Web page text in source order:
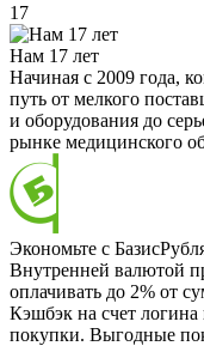
17
Нам 17 лет
Начиная с 2009 года,
путь от мелкого
и оборудования до
рынке медицинского
Экономьте с
Внутренней валютой
оплачивать до 2% от
Кэшбэк на счет логина
покупки. Выгодные